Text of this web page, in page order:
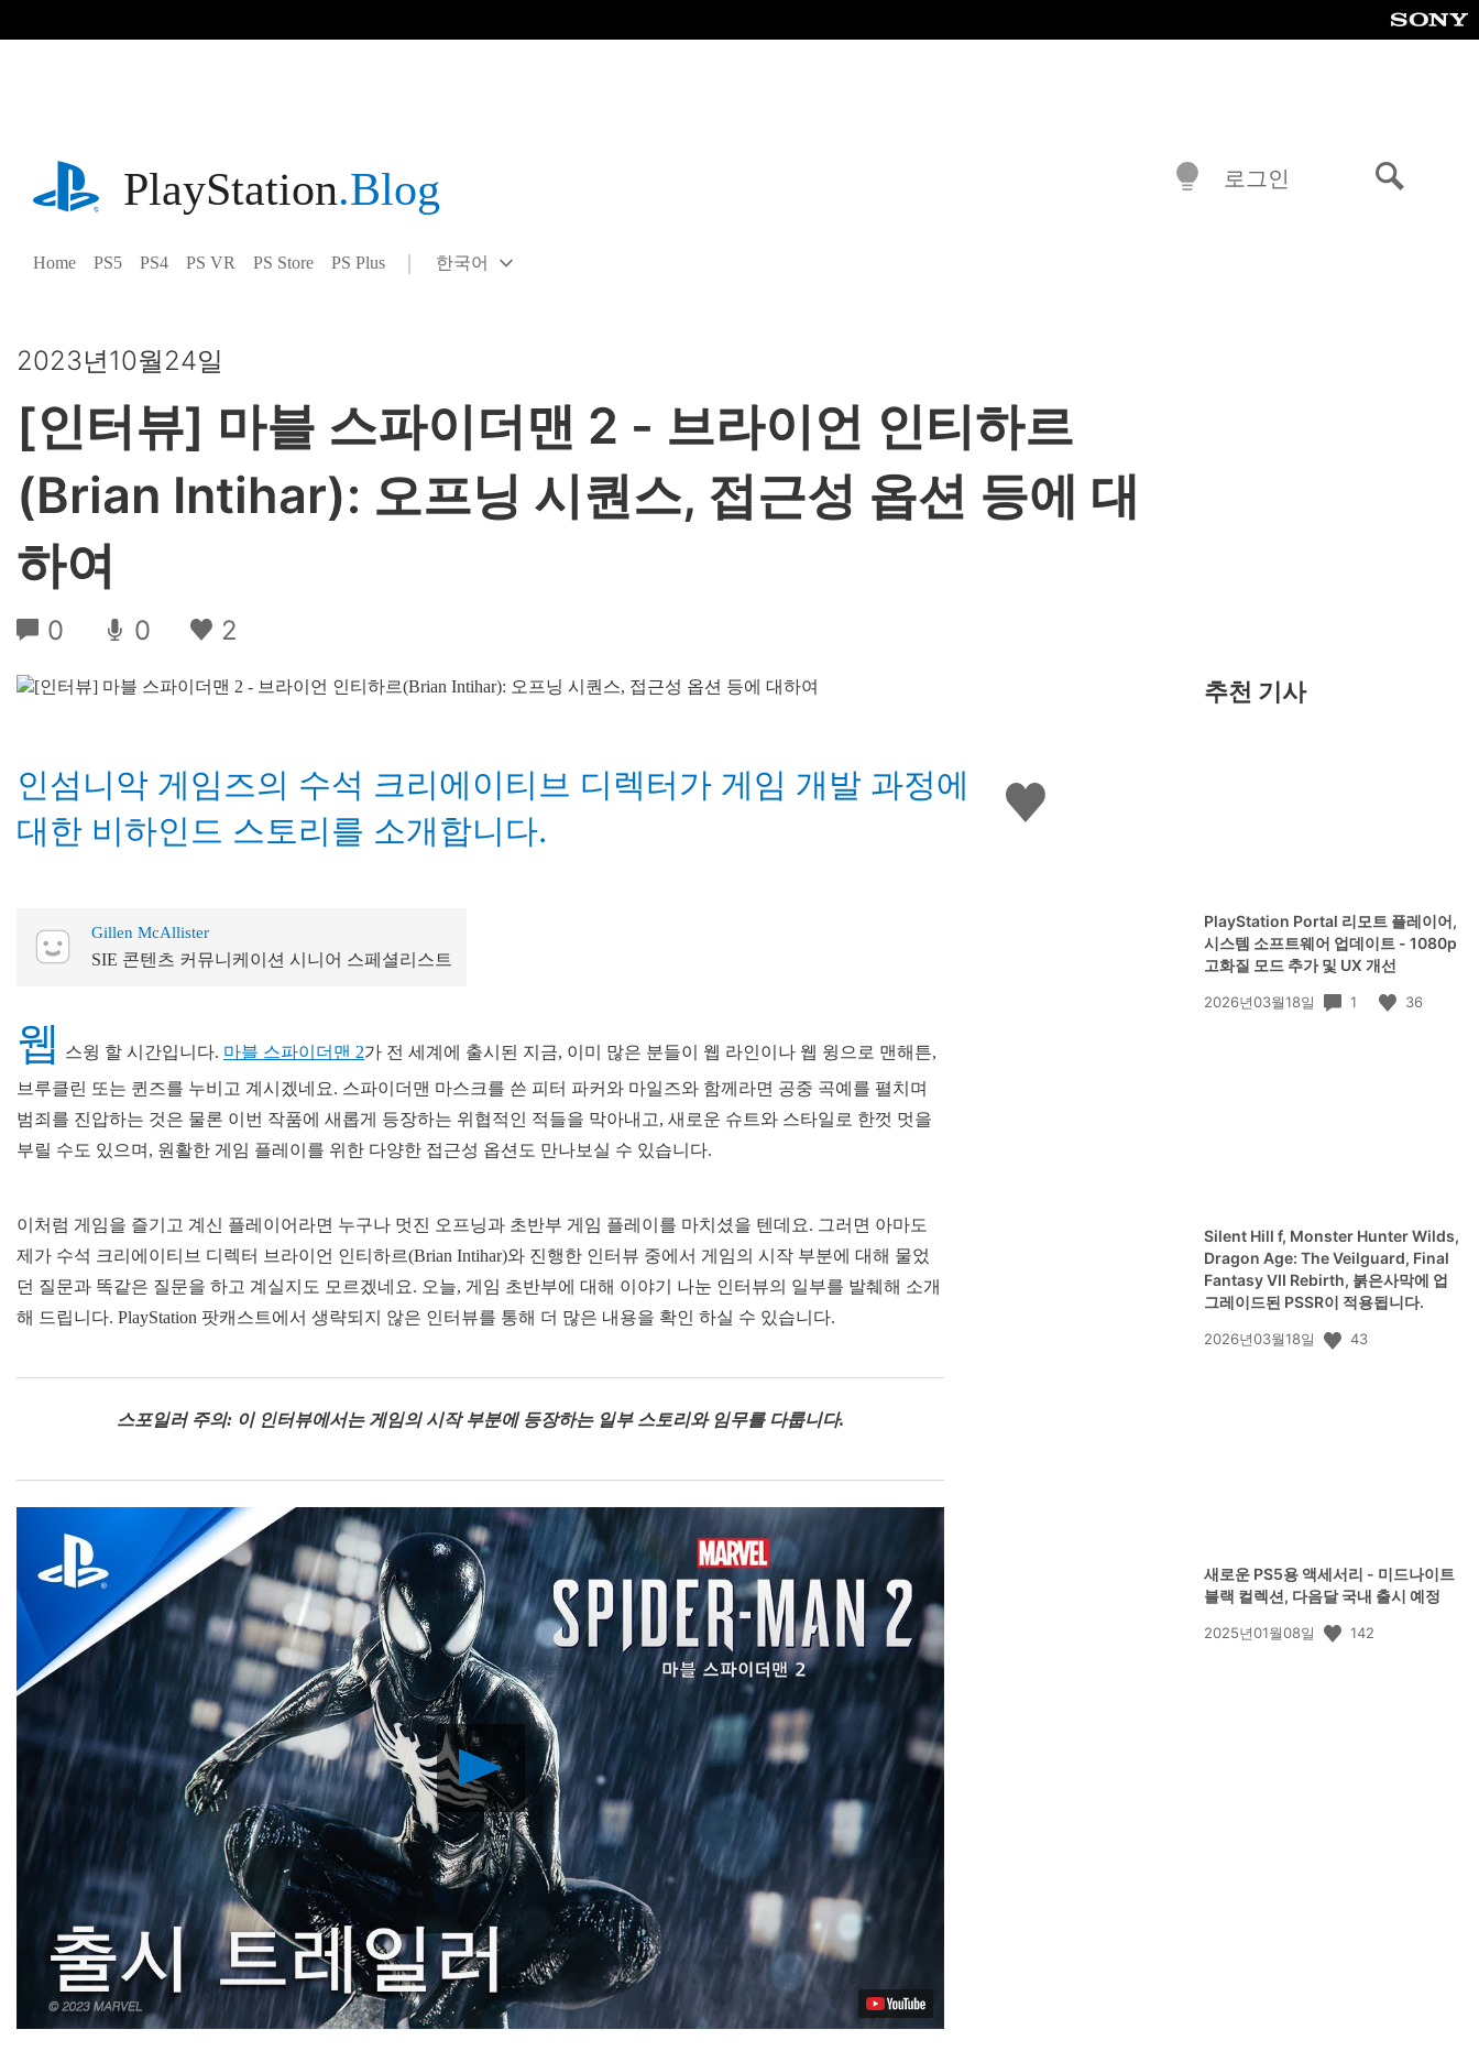
playstation.com
PlayStation.Blog
Home PS5 PS4 PS VR PS Store PS Plus
Select
Current
한국어
로그인
2023년10월24일
[인터뷰] 마블 스파이더맨 2 - 브라이언 인티하르
(Brian Intihar): 오프닝 시퀀스, 접근성 옵션 등에 대
하여
0 0 2
좋
아
인섬니악 게임즈의 수석 크리에이티브 디렉터가 게임 개발 과정에
대한 비하인드 스토리를 소개합니다.
Gillen McAllister
SIE 콘텐츠 커뮤니케이션 시니어 스페셜리스트
웹 스윙 할 시간입니다. 마블 스파이더맨 2가 전 세계에 출시된 지금, 이미 많은 분들이 웹 라인이나 웹 윙으로 맨해튼,
브루클린 또는 퀸즈를 누비고 계시겠네요. 스파이더맨 마스크를 쓴 피터 파커와 마일즈와 함께라면 공중 곡예를 펼치며
범죄를 진압하는 것은 물론 이번 작품에 새롭게 등장하는 위협적인 적들을 막아내고, 새로운 슈트와 스타일로 한껏 멋을
부릴 수도 있으며, 원활한 게임 플레이를 위한 다양한 접근성 옵션도 만나보실 수 있습니다.
이처럼 게임을 즐기고 계신 플레이어라면 누구나 멋진 오프닝과 초반부 게임 플레이를 마치셨을 텐데요. 그러면 아마도
제가 수석 크리에이티브 디렉터 브라이언 인티하르(Brian Intihar)와 진행한 인터뷰 중에서 게임의 시작 부분에 대해 물었
던 질문과 똑같은 질문을 하고 계실지도 모르겠네요. 오늘, 게임 초반부에 대해 이야기 나눈 인터뷰의 일부를 발췌해 소개
해 드립니다. PlayStation 팟캐스트에서 생략되지 않은 인터뷰를 통해 더 많은 내용을 확인 하실 수 있습니다.
스포일러 주의: 이 인터뷰에서는 게임의 시작 부분에 등장하는 일부 스토리와 임무를 다룹니다.
Play
Video
추천 기사
PlayStation Portal 리모트 플레이어,
시스템 소프트웨어 업데이트 - 1080p
고화질 모드 추가 및 UX 개선
공
2026년03월18일 1 36
Silent Hill f, Monster Hunter Wilds,
Dragon Age: The Veilguard, Final
Fantasy VII Rebirth, 붉은사막에 업
그레이드된 PSSR이 적용됩니다.
공
2026년03월18일 43
새로운 PS5용 액세서리 - 미드나이트
블랙 컬렉션, 다음달 국내 출시 예정
공
2025년01월08일 142